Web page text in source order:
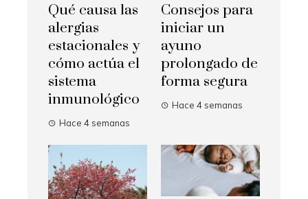
Qué causa las
alergias
estacionales y
cómo actúa el
sistema
inmunológico
Hace 4 semanas
Consejos para
iniciar un
ayuno
prolongado de
forma segura
Hace 4 semanas